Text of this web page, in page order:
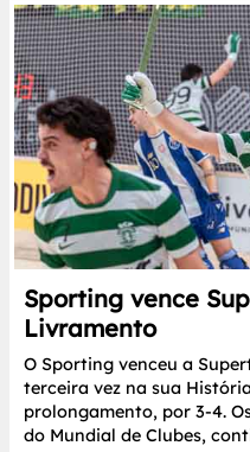
Sporting vence
Livramento
O Sporting venceu a
terceira vez na sua
prolongamento, por 3-4.
do Mundial de Clubes,